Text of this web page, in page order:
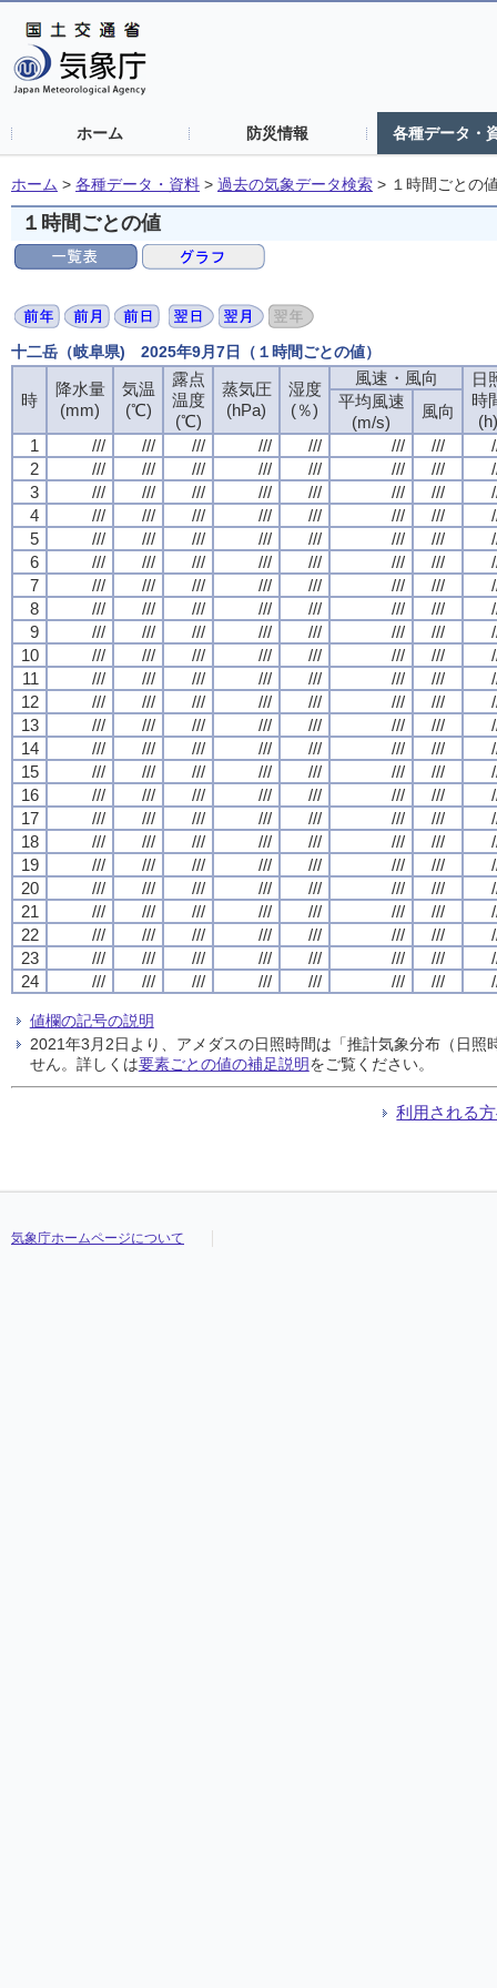
ホーム 防災情報 各種データ・
ホーム > 各種データ・資料 > 過去の気象データ検索 > １時間ごとの
１時間ごとの値
十二岳（岐阜県) 2025年9月7日（１時間ごとの値）
時
降水量
(mm)
気温
(℃)
露点
温度
(℃)
蒸気圧
(hPa)
湿度
(％)
風速・風向
日
時
(h)
平均風速
(m/s)
風向
1
/// /// /// /// /// /// ///
2
/// /// /// /// /// /// ///
3
/// /// /// /// /// /// ///
4
/// /// /// /// /// /// ///
5
/// /// /// /// /// /// ///
6
/// /// /// /// /// /// ///
7
/// /// /// /// /// /// ///
8
/// /// /// /// /// /// ///
9
/// /// /// /// /// /// ///
10
/// /// /// /// /// /// ///
11
/// /// /// /// /// /// ///
12
/// /// /// /// /// /// ///
13
/// /// /// /// /// /// ///
14
/// /// /// /// /// /// ///
15
/// /// /// /// /// /// ///
16
/// /// /// /// /// /// ///
17
/// /// /// /// /// /// ///
18
/// /// /// /// /// /// ///
19
/// /// /// /// /// /// ///
20
/// /// /// /// /// /// ///
21
/// /// /// /// /// /// ///
22
/// /// /// /// /// /// ///
23
/// /// /// /// /// /// ///
24
/// /// /// /// /// /// ///
値欄の記号の説明
2021年3月2日より、アメダスの日照時間は「推計気象分布（日
せん。詳しくは要素ごとの値の補足説明をご覧ください。
利用される
気象庁ホームページについて